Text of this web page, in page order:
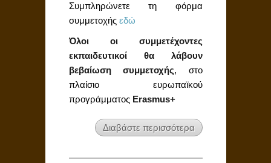
Συμπληρώνετε τη φόρμα
συμμετοχής εδώ
Όλοι οι συμμετέχοντες
εκπαιδευτικοί θα λάβουν
βεβαίωση συμμετοχής, στο
πλαίσιο ευρωπαϊκού
προγράμματος Erasmus+
Διαβάστε περισσότερα